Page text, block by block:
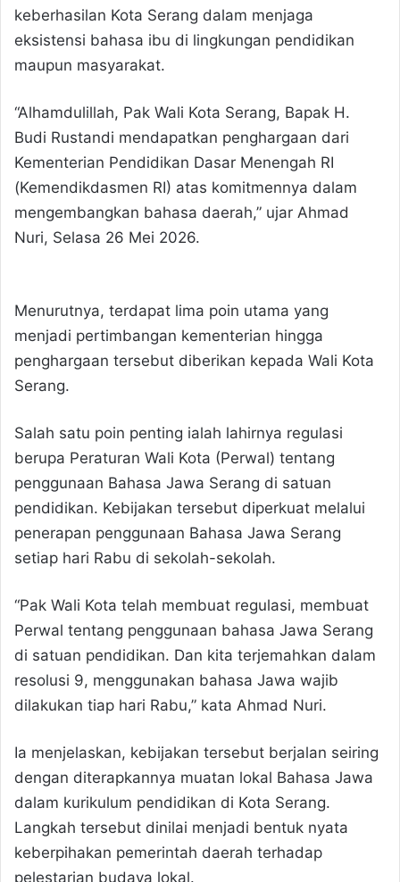
keberhasilan Kota Serang dalam menjaga
eksistensi bahasa ibu di lingkungan pendidikan
maupun masyarakat.
“Alhamdulillah, Pak Wali Kota Serang, Bapak H.
Budi Rustandi mendapatkan penghargaan dari
Kementerian Pendidikan Dasar Menengah RI
(Kemendikdasmen RI) atas komitmennya dalam
mengembangkan bahasa daerah,” ujar Ahmad
Nuri, Selasa 26 Mei 2026.
Menurutnya, terdapat lima poin utama yang
menjadi pertimbangan kementerian hingga
penghargaan tersebut diberikan kepada Wali Kota
Serang.
Salah satu poin penting ialah lahirnya regulasi
berupa Peraturan Wali Kota (Perwal) tentang
penggunaan Bahasa Jawa Serang di satuan
pendidikan. Kebijakan tersebut diperkuat melalui
penerapan penggunaan Bahasa Jawa Serang
setiap hari Rabu di sekolah-sekolah.
“Pak Wali Kota telah membuat regulasi, membuat
Perwal tentang penggunaan bahasa Jawa Serang
di satuan pendidikan. Dan kita terjemahkan dalam
resolusi 9, menggunakan bahasa Jawa wajib
dilakukan tiap hari Rabu,” kata Ahmad Nuri.
Ia menjelaskan, kebijakan tersebut berjalan seiring
dengan diterapkannya muatan lokal Bahasa Jawa
dalam kurikulum pendidikan di Kota Serang.
Langkah tersebut dinilai menjadi bentuk nyata
keberpihakan pemerintah daerah terhadap
pelestarian budaya lokal.